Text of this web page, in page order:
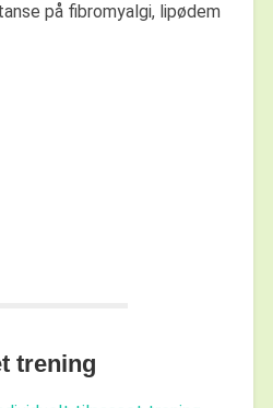
på fibromyalgi, lipødem
trening